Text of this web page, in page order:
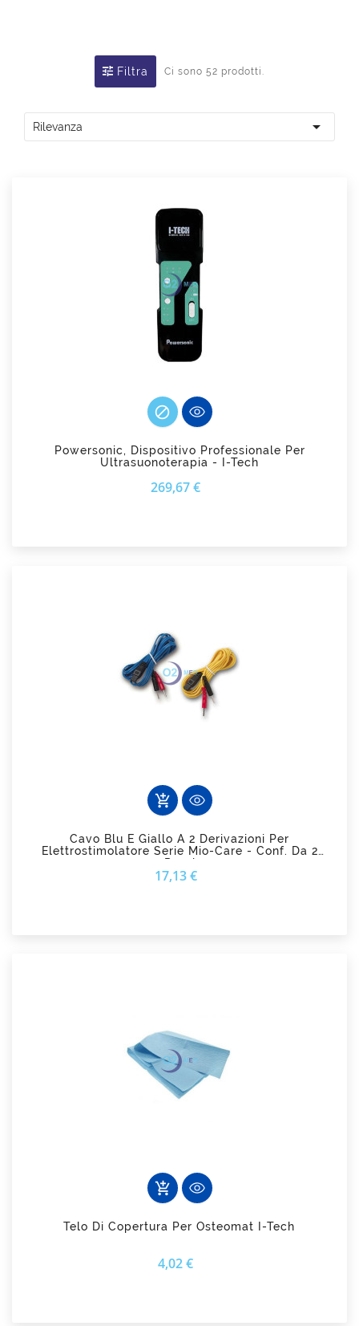
Filtra Ci sono 52 prodotti.
Rilevanza 

Powersonic, Dispositivo Professionale Per
Ultrasuonoterapia - I-Tech
269,67 €
add_shopping_cart
Cavo Blu E Giallo A 2 Derivazioni Per
Elettrostimolatore Serie Mio-Care - Conf. Da 2
Pezzi
17,13 €
add_shopping_cart
Telo Di Copertura Per Osteomat I-Tech
4,02 €